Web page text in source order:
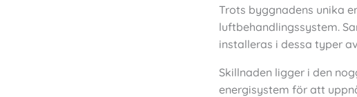
Trots byggnadens unika
luftbehandlingssystem.
installeras i dessa typer
Skillnaden ligger i den
energisystem för att